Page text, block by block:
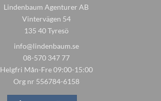
Lindenbaum Agenturer AB
Vintervägen 54
135 40 Tyresö
info@lindenbaum.se
08-570 347 77
Helgfri Mån-Fre 09:00-15:00
Org nr 556784-6158